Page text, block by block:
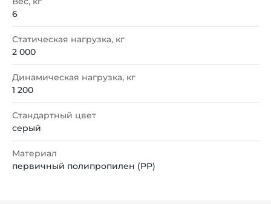
6
Статическая нагрузка, кг
2 000
Динамическая нагрузка, кг
1 200
Стандартный цвет
серый
Материал
первичный полипропилен (PP)